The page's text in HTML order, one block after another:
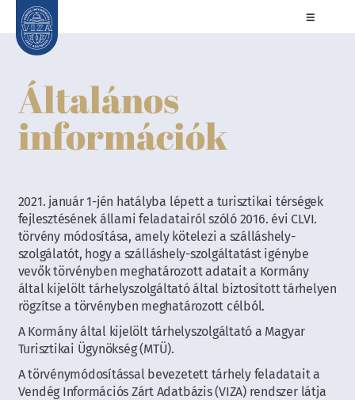
Általános
információk
2021. január 1-jén hatályba lépett a turisztikai térségek
fejlesztésének állami feladatairól szóló 2016. évi CLVI.
törvény módosítása, amely kötelezi a szálláshely-
szolgálatót, hogy a szálláshely-szolgáltatást igénybe
vevők törvényben meghatározott adatait a Kormány
által kijelölt tárhelyszolgáltató által biztosított tárhelyen
rögzítse a törvényben meghatározott célból.
A Kormány által kijelölt tárhelyszolgáltató a Magyar
Turisztikai Ügynökség (MTÜ).
A törvénymódosítással bevezetett tárhely feladatait a
Vendég Információs Zárt Adatbázis (VIZA) rendszer látja